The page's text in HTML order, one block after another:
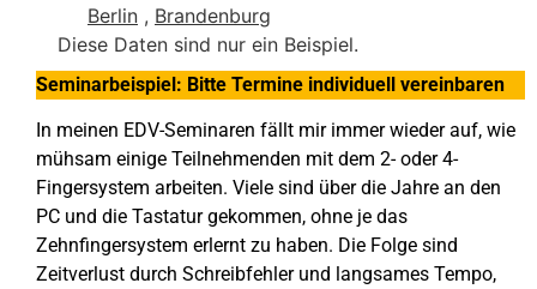
Berlin , Brandenburg
Diese Daten sind nur ein Beispiel.
Seminarbeispiel: Bitte Termine individuell vereinbaren
In meinen EDV-Seminaren fällt mir immer wieder auf, wie
mühsam einige Teilnehmenden mit dem 2- oder 4-
Fingersystem arbeiten. Viele sind über die Jahre an den
PC und die Tastatur gekommen, ohne je das
Zehnfingersystem erlernt zu haben. Die Folge sind
Zeitverlust durch Schreibfehler und langsames Tempo,